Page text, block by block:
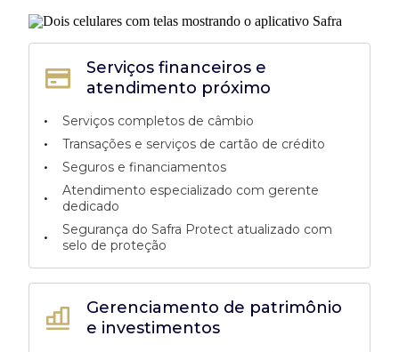
Gerenciamento de patrimônio
e investimentos
Serviços financeiros e
atendimento próximo
•
Serviços completos de câmbio
• Transações e serviços de cartão de crédito
• Seguros e financiamentos
•
Atendimento especializado com gerente
dedicado
•
Segurança do Safra Protect atualizado com
selo de proteção